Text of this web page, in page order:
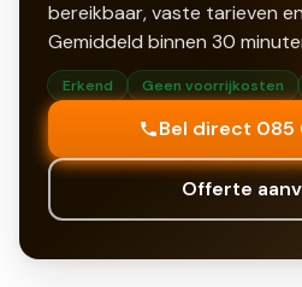
bereikbaar, vaste tarieven
Gemiddeld binnen 30
Erkend Geen voorrijkosten
Bel direct 085
Offerte